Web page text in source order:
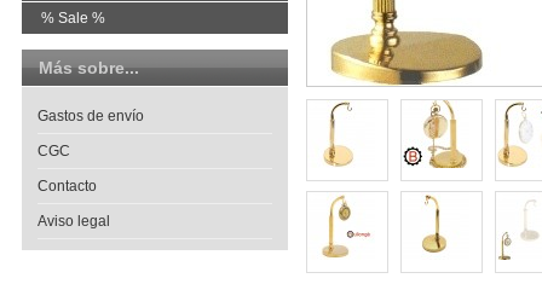
% Sale %
Más sobre...
Gastos de envío
CGC
Contacto
Aviso legal